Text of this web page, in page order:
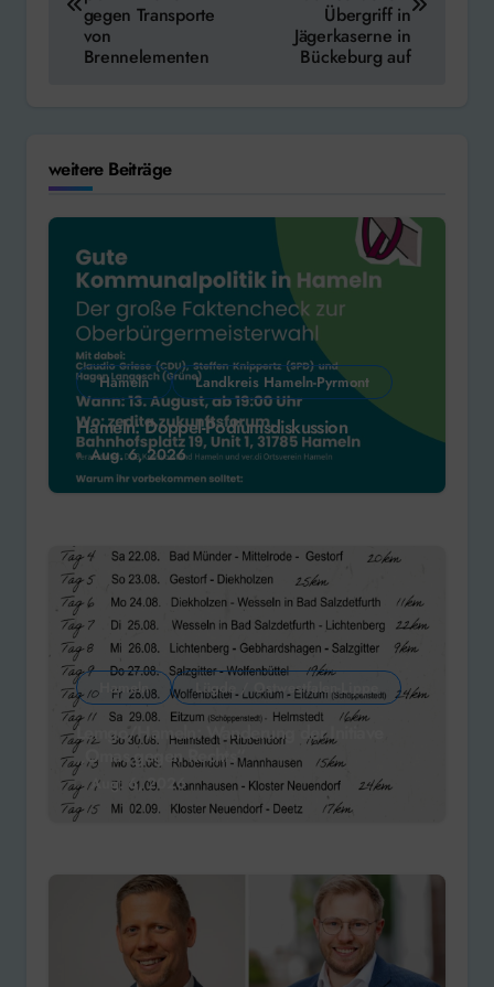
gegen Transporte
von
Brennelementen
Übergriff in
Jägerkaserne in
Bückeburg auf
weitere Beiträge
Hameln Landkreis Hameln-Pyrmont
Hameln: Doppel-Podiumsdiskussion
Aug. 6, 2026
Hameln Lügde / Ostwestfalen-Lippe
Lemgo/Hameln: Wanderung der Initiave
„Omas gegen Rechts“
Aug. 6, 2026